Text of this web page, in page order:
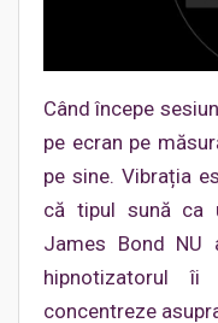
Când începe
pe ecran pe
pe sine. Vibrația
că tipul sună ca
James Bond NU
hipnotizatorul
concentreze